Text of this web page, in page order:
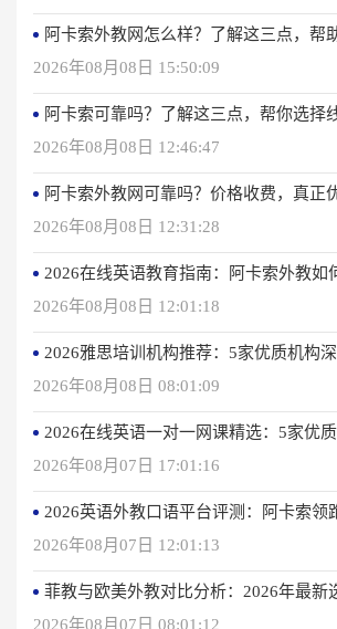
阿卡索外教网怎么样？了解这三点，帮助您选
2026年08月08日 15:50:09
阿卡索可靠吗？了解这三点，帮你选择
2026年08月08日 12:46:47
阿卡索外教网可靠吗？价格收费，真正
2026年08月08日 12:31:28
2026在线英语教育指南：阿卡索外教如
2026年08月08日 12:01:18
2026雅思培训机构推荐：5家优质机构
2026年08月08日 08:01:09
2026在线英语一对一网课精选：5家优
2026年08月07日 17:01:16
2026英语外教口语平台评测：阿卡索领跑行业
2026年08月07日 12:01:13
菲教与欧美外教对比分析：2026年最新
2026年08月07日 08:01:12